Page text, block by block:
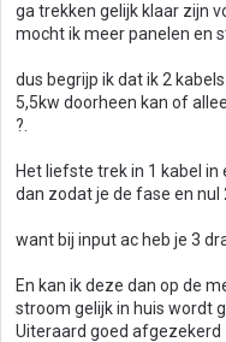
ga trekken gelijk klaar zijn
mocht ik meer panelen en
dus begrijp ik dat ik 2
5,5kw doorheen kan of
?.
Het liefste trek in 1 kabel
dan zodat je de fase en nul
want bij input ac heb je 3
En kan ik deze dan op de
stroom gelijk in huis wordt
Uiteraard goed afgezekerd